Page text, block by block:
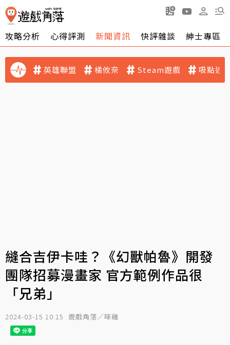
攻略分析 心得評測 新聞資訊 快評雜談 紳士專區
英雄聯盟 橘攸奈 Steam遊戲 吸點迷
縫合吉伊卡哇？《幻獸帕魯》開發
團隊招募漫畫家 官方範例作品很
「兄弟」
2024-03-15 10:15 遊戲角落／啄雞